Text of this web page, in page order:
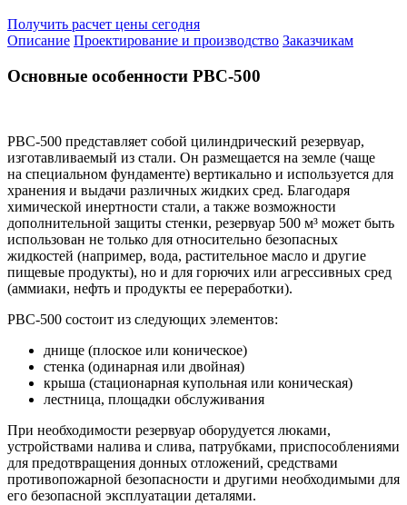
Получить расчет цены сегодня
Описание Проектирование и производство Заказчикам
Основные особенности РВС-500
РВС-500 представляет собой цилиндрический резервуар,
изготавливаемый из стали. Он размещается на земле (чаще
на специальном фундаменте) вертикально и используется для
хранения и выдачи различных жидких сред. Благодаря
химической инертности стали, а также возможности
дополнительной защиты стенки, резервуар 500 м³ может быть
использован не только для относительно безопасных
жидкостей (например, вода, растительное масло и другие
пищевые продукты), но и для горючих или агрессивных сред
(аммиаки, нефть и продукты ее переработки).
РВС-500 состоит из следующих элементов:
днище (плоское или коническое)
стенка (одинарная или двойная)
крыша (стационарная купольная или коническая)
лестница, площадки обслуживания
При необходимости резервуар оборудуется люками,
устройствами налива и слива, патрубками, приспособлениями
для предотвращения донных отложений, средствами
противопожарной безопасности и другими необходимыми для
его безопасной эксплуатации деталями.